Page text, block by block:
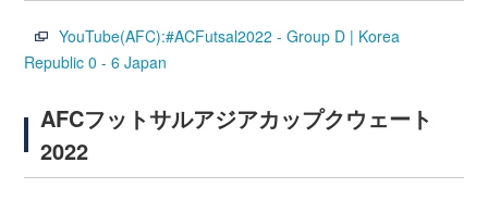
YouTube(AFC):#ACFutsal2022 - Group D | Korea
Republic 0 - 6 Japan
AFCフットサルアジアカップクウェート
2022